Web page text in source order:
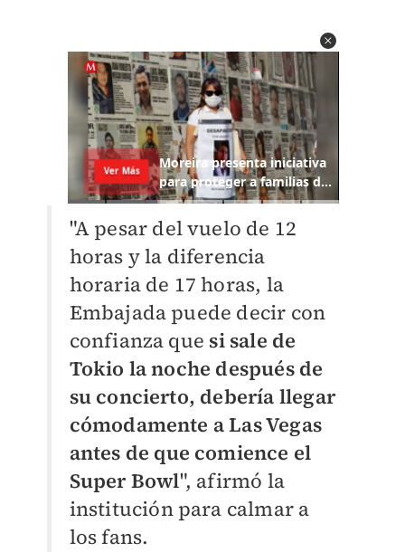
"A pesar del vuelo de 12
horas y la diferencia
horaria de 17 horas, la
Embajada puede decir con
confianza que si sale de
Tokio la noche después de
su concierto, debería llegar
cómodamente a Las Vegas
antes de que comience el
Super Bowl", afirmó la
institución para calmar a
los fans.